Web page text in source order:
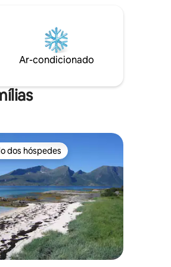
norueguesa - mas ao
estar perto de tudo o que
Da casa você pode
restaurantes, bares,
solicitação.
Ar-condicionado
preferidos dos hóspedes
dos hóspedes